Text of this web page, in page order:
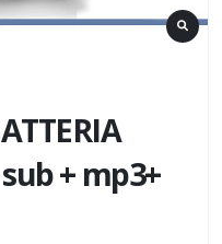
+ mp3+